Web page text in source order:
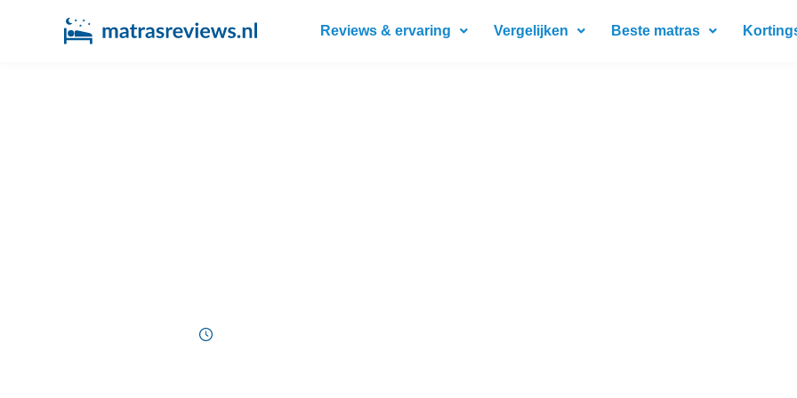
Reviews & ervaring Vergelijken Beste matras